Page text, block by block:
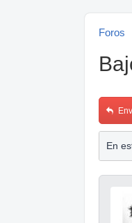
Foros